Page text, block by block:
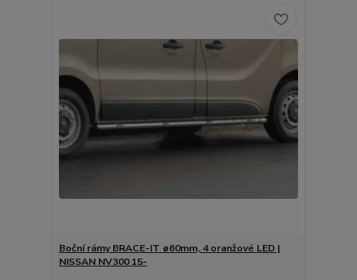
Boční rámy BRACE-IT ø60mm, 4 oranžové LED |
NISSAN NV300 15-